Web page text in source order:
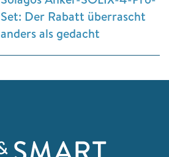
Set: Der Rabatt überrascht
anders als gedacht